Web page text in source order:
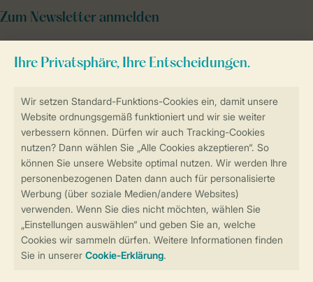
Sicherstellung Deiner Privatsphäre
Sicher und schnell zur Online-Buchung
Sichere Datenübertragung
Sicheres Bezahlen
Zum Newsletter anmelden